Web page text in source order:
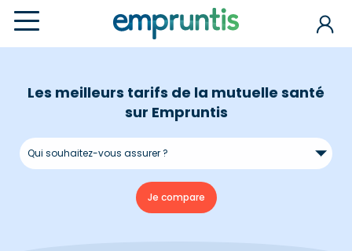
Les meilleurs tarifs de la mutuelle santé
sur Empruntis